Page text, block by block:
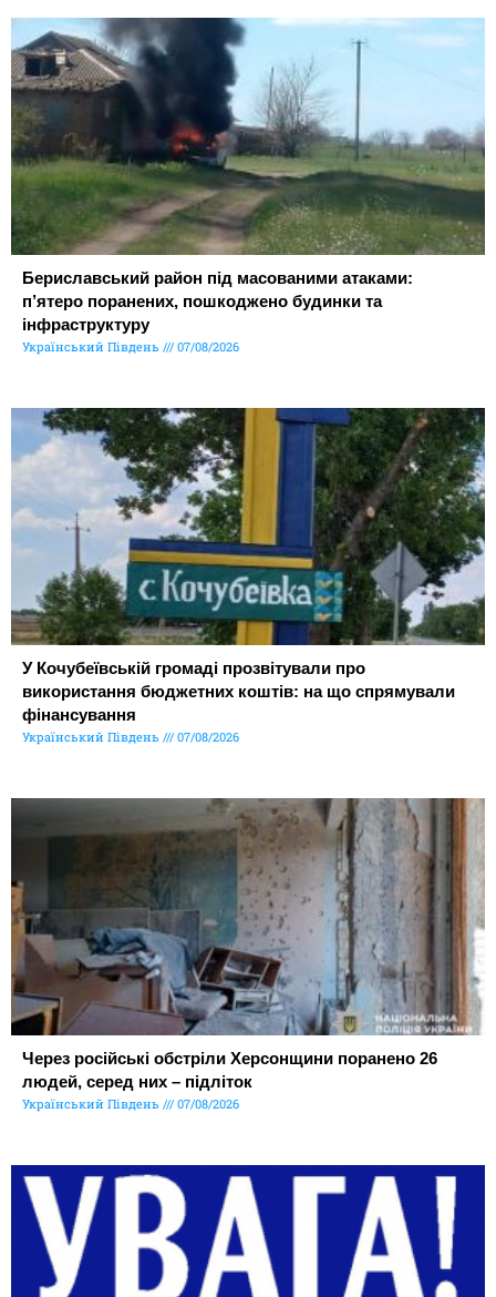
Бериславський район під масованими атаками:
п’ятеро поранених, пошкоджено будинки та
інфраструктуру
Український Південь 07/08/2026
У Кочубеївській громаді прозвітували про
використання бюджетних коштів: на що спрямували
фінансування
Український Південь 07/08/2026
Через російські обстріли Херсонщини поранено 26
людей, серед них – підліток
Український Південь 07/08/2026